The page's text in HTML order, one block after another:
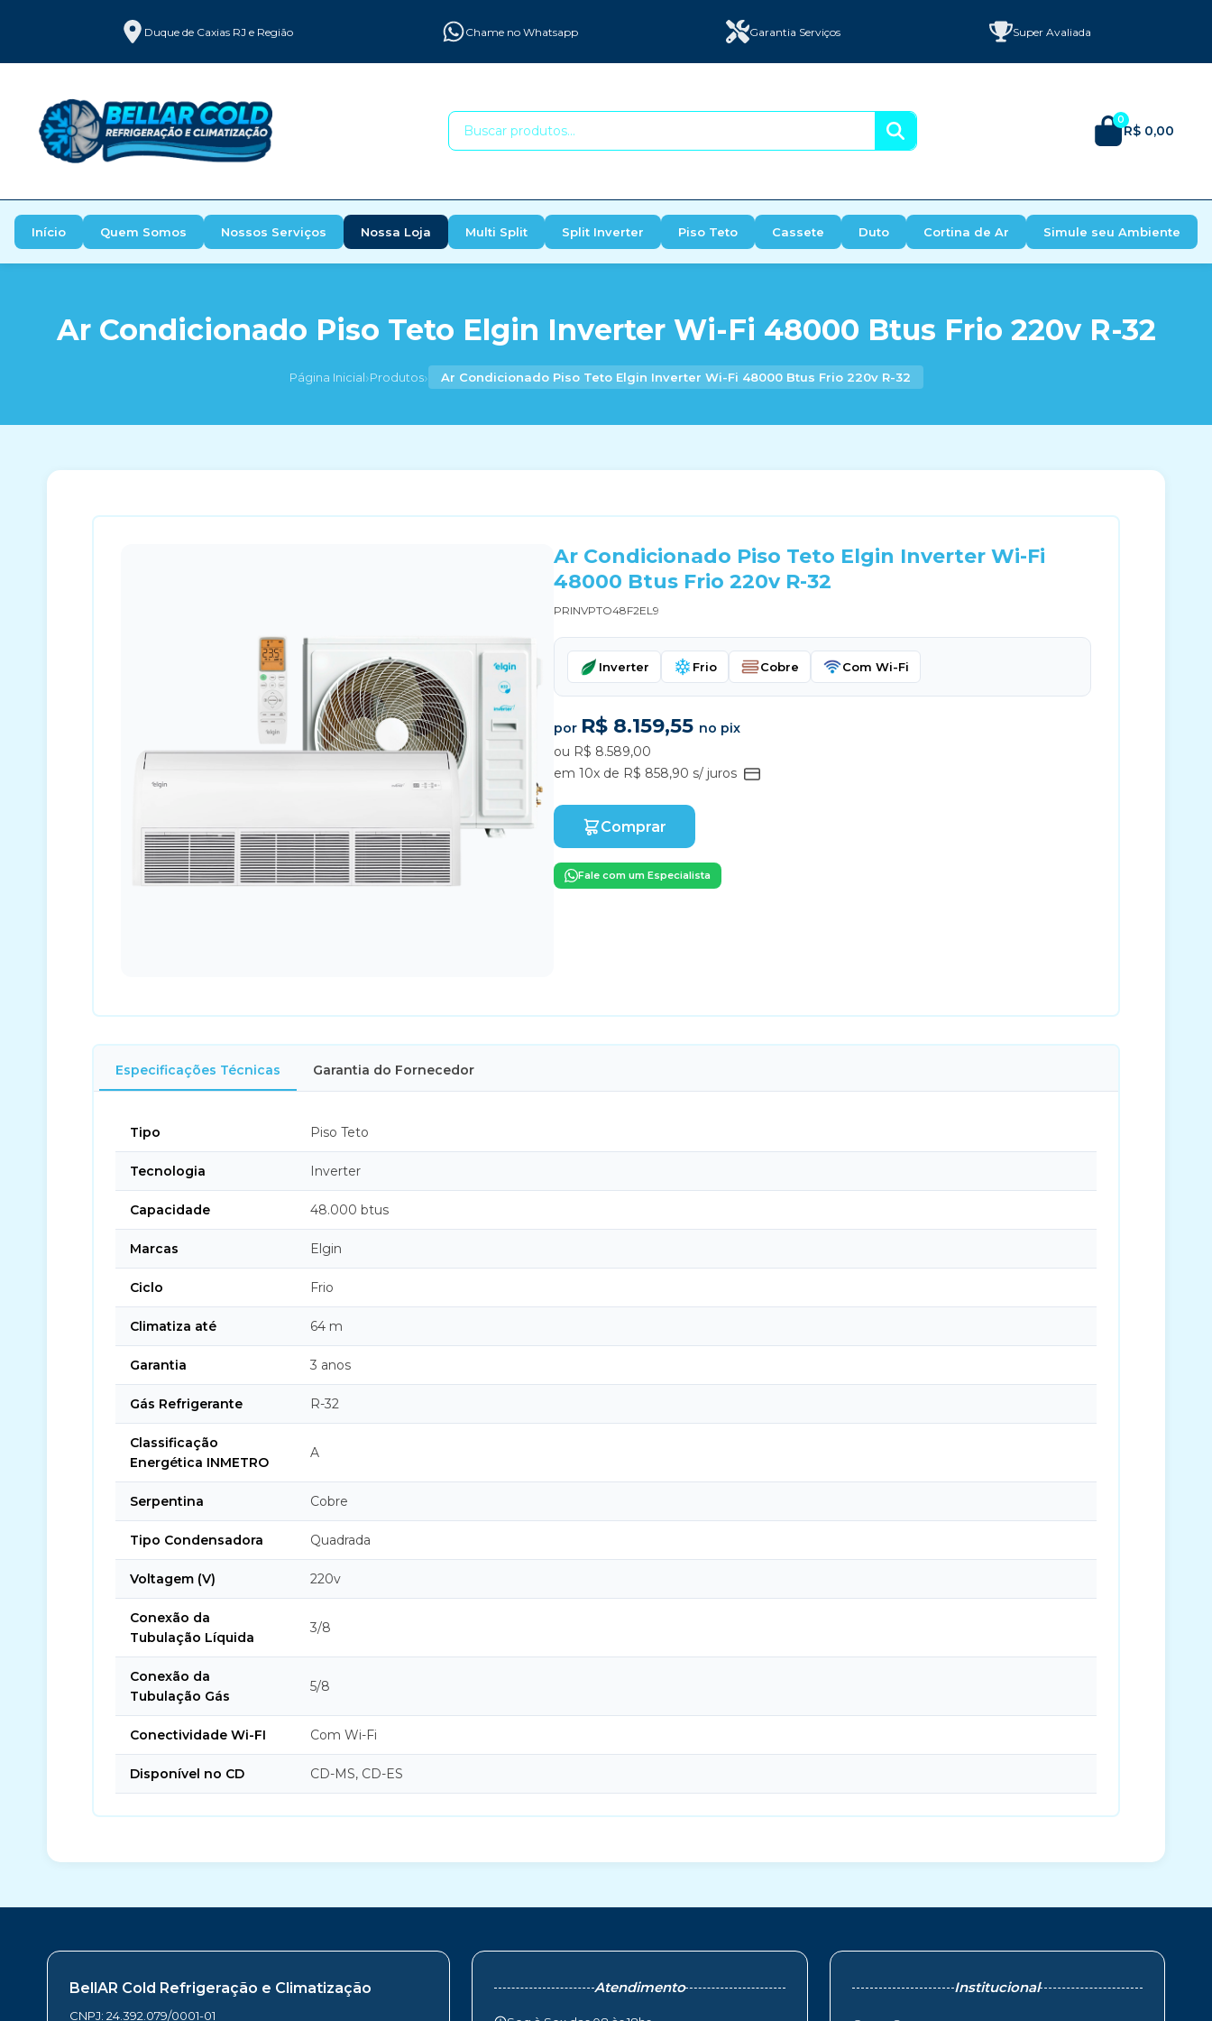
Duque de Caxias RJ e Região Chame no Whatsapp Garantia Serviços Super Avaliada
0
R$ 0,00
Início Quem Somos Nossos Serviços Nossa Loja Multi Split Split Inverter Piso Teto Cassete Duto Cortina de Ar Simule seu Ambiente
Ar Condicionado Piso Teto Elgin Inverter Wi-Fi 48000 Btus Frio 220v R-32
Página Inicial›Produtos› Ar Condicionado Piso Teto Elgin Inverter Wi-Fi 48000 Btus Frio 220v R-32
Ar Condicionado Piso Teto Elgin Inverter Wi-Fi
48000 Btus Frio 220v R-32
PRINVPTO48F2EL9
Inverter Frio Cobre Com Wi-Fi
por R$ 8.159,55 no pix
ou R$ 8.589,00
em 10x de R$ 858,90 s/ juros
Comprar
Fale com um Especialista
Especificações Técnicas Garantia do Fornecedor
Tipo Piso Teto
Tecnologia Inverter
Capacidade 48.000 btus
Marcas Elgin
Ciclo Frio
Climatiza até 64 m
Garantia 3 anos
Gás Refrigerante R-32
Classificação
Energética INMETRO
A
Serpentina Cobre
Tipo Condensadora Quadrada
Voltagem (V) 220v
Conexão da
Tubulação Líquida
3/8
Conexão da
Tubulação Gás
5/8
Conectividade Wi-FI Com Wi-Fi
Disponível no CD CD-MS, CD-ES
BellAR Cold Refrigeração e Climatização
CNPJ: 24.392.079/0001-01
Atendimento Institucional